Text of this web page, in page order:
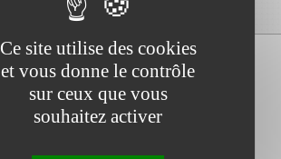
Ce site utilise des cookies
et vous donne le contrôle
sur ceux que vous
souhaitez activer